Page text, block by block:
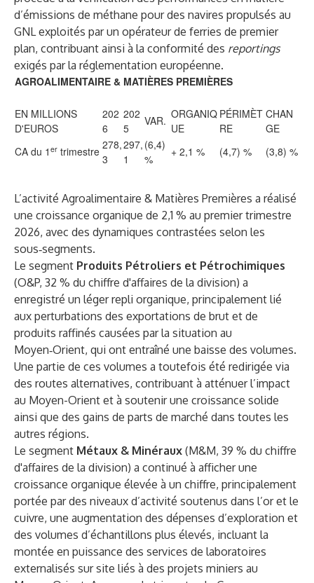
d’émissions de méthane pour des navires propulsés au
GNL exploités par un opérateur de ferries de premier
plan, contribuant ainsi à la conformité des reportings
exigés par la réglementation européenne.
AGROALIMENTAIRE & MATIÈRES PREMIÈRES
EN MILLIONS
D'EUROS
202
6
202
5
VAR. ORGANIQ
UE
PÉRIMÈT
RE
CHAN
GE
CA du 1 er trimestre 278,
3
297,
1
(6,4)
%
+ 2,1 % (4,7) % (3,8) %
L’activité Agroalimentaire & Matières Premières a réalisé
une croissance organique de 2,1 % au premier trimestre
2026, avec des dynamiques contrastées selon les
sous‑segments.
Le segment Produits Pétroliers et Pétrochimiques
(O&P, 32 % du chiffre d'affaires de la division) a
enregistré un léger repli organique, principalement lié
aux perturbations des exportations de brut et de
produits raffinés causées par la situation au
Moyen‑Orient, qui ont entraîné une baisse des volumes.
Une partie de ces volumes a toutefois été redirigée via
des routes alternatives, contribuant à atténuer l’impact
au Moyen-Orient et à soutenir une croissance solide
ainsi que des gains de parts de marché dans toutes les
autres régions.
Le segment Métaux & Minéraux (M&M, 39 % du chiffre
d'affaires de la division) a continué à afficher une
croissance organique élevée à un chiffre, principalement
portée par des niveaux d’activité soutenus dans l’or et le
cuivre, une augmentation des dépenses d’exploration et
des volumes d’échantillons plus élevés, incluant la
montée en puissance des services de laboratoires
externalisés sur site liés à des projets miniers au